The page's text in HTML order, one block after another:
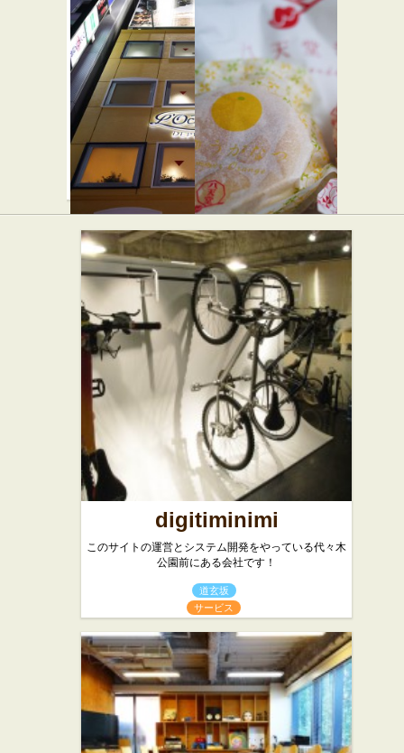
きづなす
し 新宿歌
舞伎町店
和食
ラーメン
凪 炎のつ
けめん
★☆☆
らーめん屋
ロクシタ
ンカフェ
新宿店 カ
フェ・
ド・オリ
ビエ
カフェ・喫茶店
八天堂ジャ
ム
LUMINE新
宿店
パン屋
スイーツ
digitiminimi
このサイトの運営とシステム開発をやっている代々木
公園前にある会社です！
道玄坂
サービス